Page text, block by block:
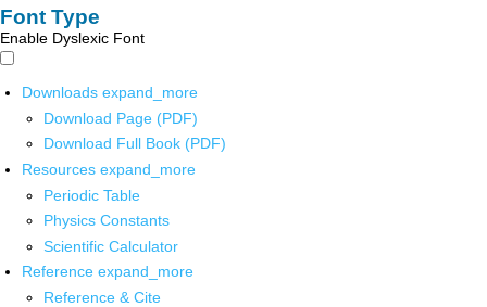
Font Type
Enable Dyslexic Font
Downloads expand_more
Download Page (PDF)
Download Full Book (PDF)
Resources expand_more
Periodic Table
Physics Constants
Scientific Calculator
Reference expand_more
Reference & Cite